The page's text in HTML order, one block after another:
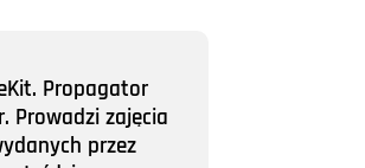
Propagator
Prowadzi zajęcia
przez